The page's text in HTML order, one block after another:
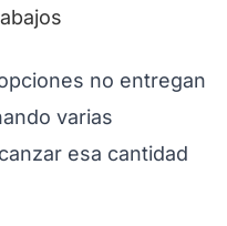
no entregan
varias
esa cantidad